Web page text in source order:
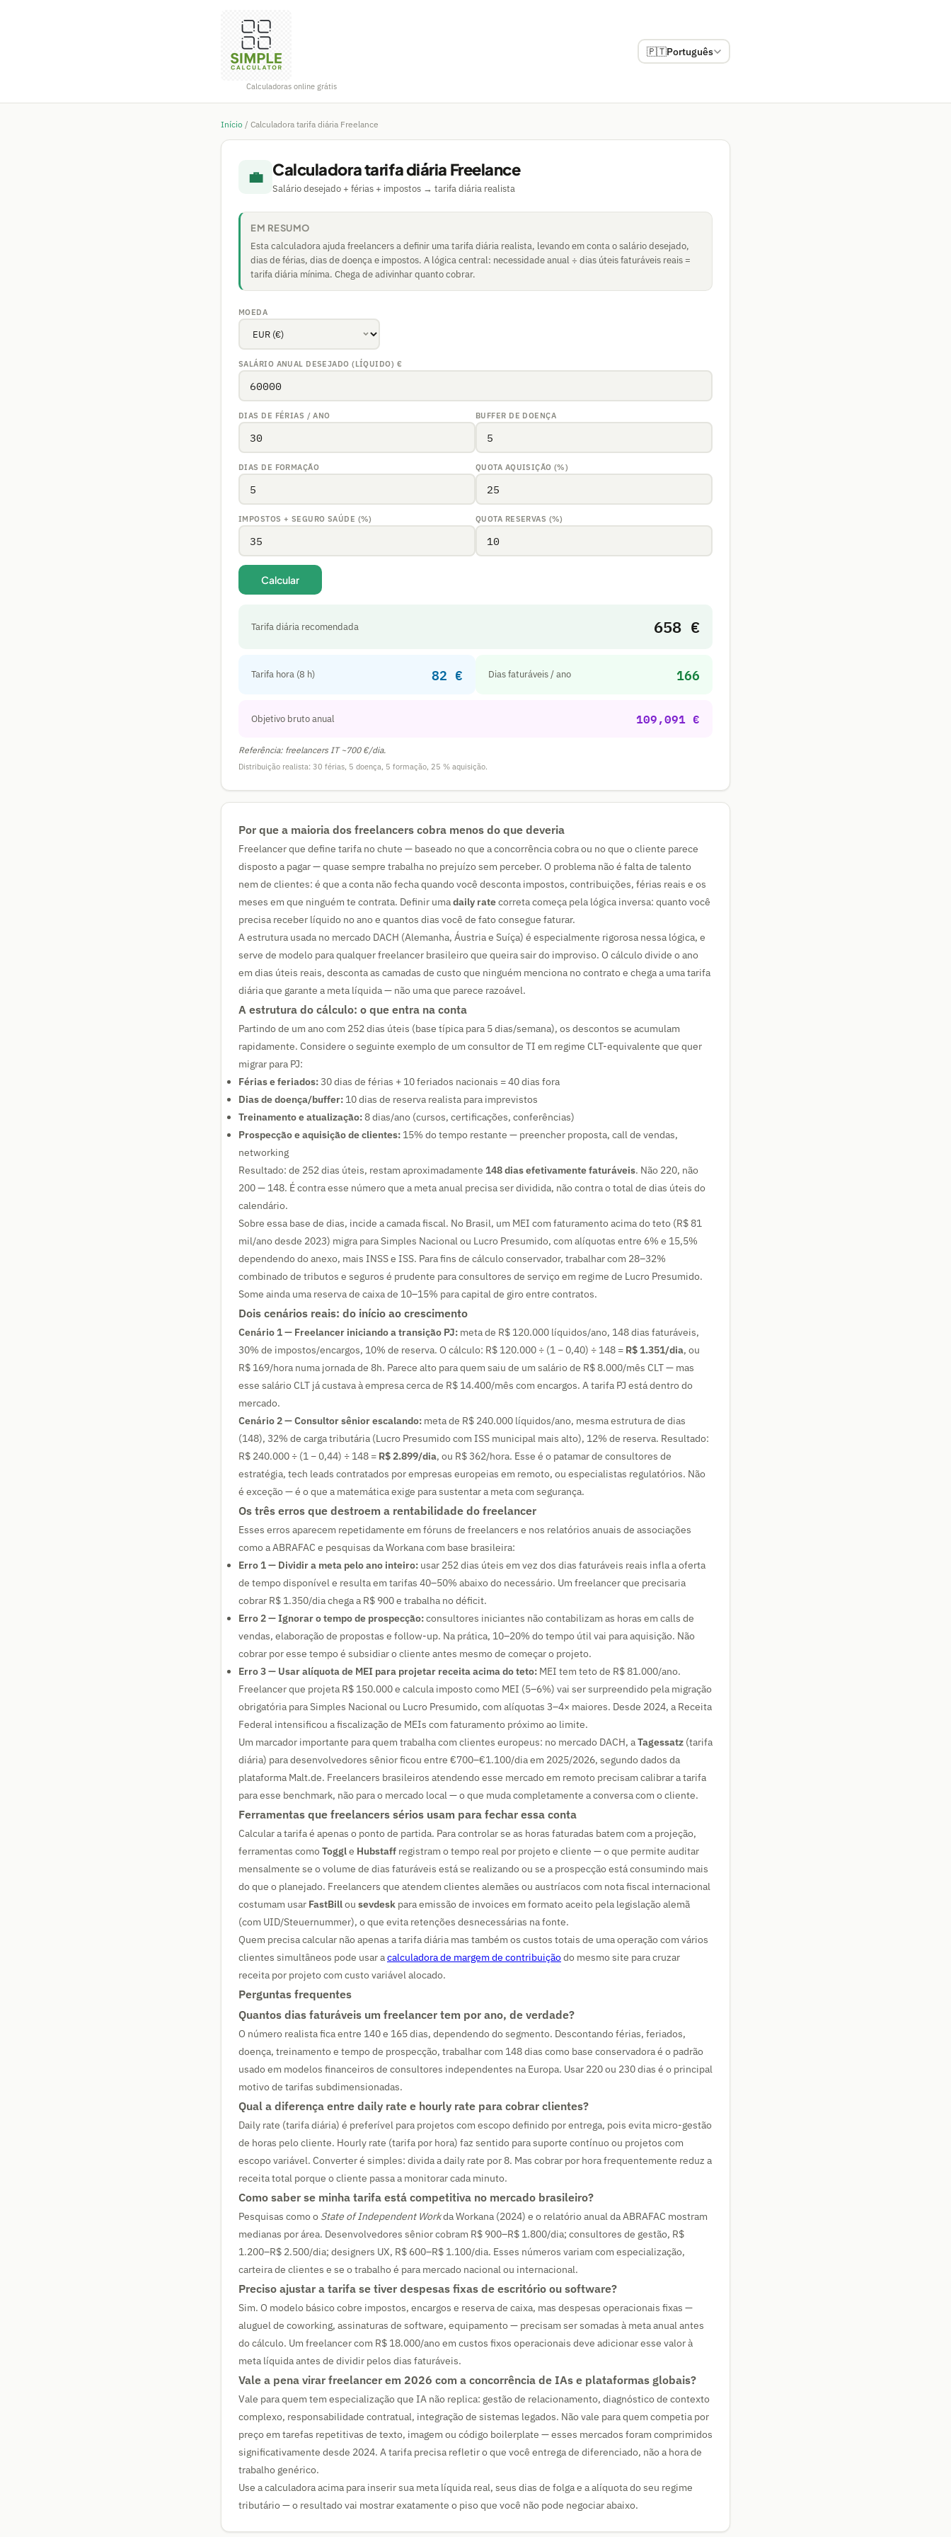
Calculadoras online grátis
🇵🇹Português
Início / Calculadora tarifa diária Freelance
💼 Calculadora tarifa diária Freelance
Salário desejado + férias + impostos → tarifa diária realista
EM RESUMO
Esta calculadora ajuda freelancers a definir uma tarifa diária realista, levando em conta o salário desejado,
dias de férias, dias de doença e impostos. A lógica central: necessidade anual ÷ dias úteis faturáveis reais =
tarifa diária mínima. Chega de adivinhar quanto cobrar.
MOEDA
SALÁRIO ANUAL DESEJADO (LÍQUIDO) €
DIAS DE FÉRIAS / ANO BUFFER DE DOENÇA
DIAS DE FORMAÇÃO QUOTA AQUISIÇÃO (%)
IMPOSTOS + SEGURO SAÚDE (%) QUOTA RESERVAS (%)
Calcular
Tarifa diária recomendada 658 €
Tarifa hora (8 h) 82 € Dias faturáveis / ano 166
Objetivo bruto anual 109,091 €
Referência: freelancers IT ~700 €/dia.
Distribuição realista: 30 férias, 5 doença, 5 formação, 25 % aquisição.
Por que a maioria dos freelancers cobra menos do que deveria
Freelancer que define tarifa no chute — baseado no que a concorrência cobra ou no que o cliente parece
disposto a pagar — quase sempre trabalha no prejuízo sem perceber. O problema não é falta de talento
nem de clientes: é que a conta não fecha quando você desconta impostos, contribuições, férias reais e os
meses em que ninguém te contrata. Definir umadaily ratecorreta começa pela lógica inversa: quanto você
precisa receber líquido no ano e quantos dias você de fato consegue faturar.
A estrutura usada no mercado DACH (Alemanha, Áustria e Suíça) é especialmente rigorosa nessa lógica, e
serve de modelo para qualquer freelancer brasileiro que queira sair do improviso. O cálculo divide o ano
em dias úteis reais, desconta as camadas de custo que ninguém menciona no contrato e chega a uma tarifa
diária que garante a meta líquida — não uma que parece razoável.
A estrutura do cálculo: o que entra na conta
Partindo de um ano com 252 dias úteis (base típica para 5 dias/semana), os descontos se acumulam
rapidamente. Considere o seguinte exemplo de um consultor de TI em regime CLT-equivalente que quer
migrar para PJ:
Férias e feriados:30 dias de férias + 10 feriados nacionais = 40 dias fora
Dias de doença/buffer: 10 dias de reserva realista para imprevistos
Treinamento e atualização: 8 dias/ano (cursos, certificações, conferências)
Prospecção e aquisição de clientes: 15% do tempo restante — preencher proposta, call de vendas,
networking
Resultado: de 252 dias úteis, restam aproximadamente 148 dias efetivamente faturáveis. Não 220, não
200 — 148. É contra esse número que a meta anual precisa ser dividida, não contra o total de dias úteis do
calendário.
Sobre essa base de dias, incide a camada fiscal. No Brasil, um MEI com faturamento acima do teto (R$ 81
mil/ano desde 2023) migra para Simples Nacional ou Lucro Presumido, com alíquotas entre 6% e 15,5%
dependendo do anexo, mais INSS e ISS. Para fins de cálculo conservador, trabalhar com 28–32%
combinado de tributos e seguros é prudente para consultores de serviço em regime de Lucro Presumido.
Some ainda uma reserva de caixa de 10–15% para capital de giro entre contratos.
Dois cenários reais: do início ao crescimento
Cenário 1 — Freelancer iniciando a transição PJ: meta de R$ 120.000 líquidos/ano, 148 dias faturáveis,
30% de impostos/encargos, 10% de reserva. O cálculo: R$ 120.000 ÷ (1 − 0,40) ÷ 148 = R$ 1.351/dia, ou
R$ 169/hora numa jornada de 8h. Parece alto para quem saiu de um salário de R$ 8.000/mês CLT — mas
esse salário CLT já custava à empresa cerca de R$ 14.400/mês com encargos. A tarifa PJ está dentro do
mercado.
Cenário 2 — Consultor sênior escalando: meta de R$ 240.000 líquidos/ano, mesma estrutura de dias
(148), 32% de carga tributária (Lucro Presumido com ISS municipal mais alto), 12% de reserva. Resultado:
R$ 240.000 ÷ (1 − 0,44) ÷ 148 = R$ 2.899/dia, ou R$ 362/hora. Esse é o patamar de consultores de
estratégia, tech leads contratados por empresas europeias em remoto, ou especialistas regulatórios. Não
é exceção — é o que a matemática exige para sustentar a meta com segurança.
Os três erros que destroem a rentabilidade do freelancer
Esses erros aparecem repetidamente em fóruns de freelancers e nos relatórios anuais de associações
como a ABRAFAC e pesquisas da Workana com base brasileira:
Erro 1 — Dividir a meta pelo ano inteiro: usar 252 dias úteis em vez dos dias faturáveis reais infla a oferta
de tempo disponível e resulta em tarifas 40–50% abaixo do necessário. Um freelancer que precisaria
cobrar R$ 1.350/dia chega a R$ 900 e trabalha no déficit.
Erro 2 — Ignorar o tempo de prospecção:consultores iniciantes não contabilizam as horas em calls de
vendas, elaboração de propostas e follow-up. Na prática, 10–20% do tempo útil vai para aquisição. Não
cobrar por esse tempo é subsidiar o cliente antes mesmo de começar o projeto.
Erro 3 — Usar alíquota de MEI para projetar receita acima do teto: MEI tem teto de R$ 81.000/ano.
Freelancer que projeta R$ 150.000 e calcula imposto como MEI (5–6%) vai ser surpreendido pela migração
obrigatória para Simples Nacional ou Lucro Presumido, com alíquotas 3–4× maiores. Desde 2024, a Receita
Federal intensificou a fiscalização de MEIs com faturamento próximo ao limite.
Um marcador importante para quem trabalha com clientes europeus: no mercado DACH, aTagessatz (tarifa
diária) para desenvolvedores sênior ficou entre €700–€1.100/dia em 2025/2026, segundo dados da
plataforma Malt.de. Freelancers brasileiros atendendo esse mercado em remoto precisam calibrar a tarifa
para esse benchmark, não para o mercado local — o que muda completamente a conversa com o cliente.
Ferramentas que freelancers sérios usam para fechar essa conta
Calcular a tarifa é apenas o ponto de partida. Para controlar se as horas faturadas batem com a projeção,
ferramentas comoToggle Hubstaff registram o tempo real por projeto e cliente — o que permite auditar
mensalmente se o volume de dias faturáveis está se realizando ou se a prospecção está consumindo mais
do que o planejado. Freelancers que atendem clientes alemães ou austríacos com nota fiscal internacional
costumam usar FastBillou sevdesk para emissão de invoices em formato aceito pela legislação alemã
(com UID/Steuernummer), o que evita retenções desnecessárias na fonte.
Quem precisa calcular não apenas a tarifa diária mas também os custos totais de uma operação com vários
clientes simultâneos pode usar acalculadora de margem de contribuiçãodo mesmo site para cruzar
receita por projeto com custo variável alocado.
Perguntas frequentes
Quantos dias faturáveis um freelancer tem por ano, de verdade?
O número realista fica entre 140 e 165 dias, dependendo do segmento. Descontando férias, feriados,
doença, treinamento e tempo de prospecção, trabalhar com 148 dias como base conservadora é o padrão
usado em modelos financeiros de consultores independentes na Europa. Usar 220 ou 230 dias é o principal
motivo de tarifas subdimensionadas.
Qual a diferença entre daily rate e hourly rate para cobrar clientes?
Daily rate (tarifa diária) é preferível para projetos com escopo definido por entrega, pois evita micro-gestão
de horas pelo cliente. Hourly rate (tarifa por hora) faz sentido para suporte contínuo ou projetos com
escopo variável. Converter é simples: divida a daily rate por 8. Mas cobrar por hora frequentemente reduz a
receita total porque o cliente passa a monitorar cada minuto.
Como saber se minha tarifa está competitiva no mercado brasileiro?
Pesquisas como o State of Independent Workda Workana (2024) e o relatório anual da ABRAFAC mostram
medianas por área. Desenvolvedores sênior cobram R$ 900–R$ 1.800/dia; consultores de gestão, R$
1.200–R$ 2.500/dia; designers UX, R$ 600–R$ 1.100/dia. Esses números variam com especialização,
carteira de clientes e se o trabalho é para mercado nacional ou internacional.
Preciso ajustar a tarifa se tiver despesas fixas de escritório ou software?
Sim. O modelo básico cobre impostos, encargos e reserva de caixa, mas despesas operacionais fixas —
aluguel de coworking, assinaturas de software, equipamento — precisam ser somadas à meta anual antes
do cálculo. Um freelancer com R$ 18.000/ano em custos fixos operacionais deve adicionar esse valor à
meta líquida antes de dividir pelos dias faturáveis.
Vale a pena virar freelancer em 2026 com a concorrência de IAs e plataformas globais?
Vale para quem tem especialização que IA não replica: gestão de relacionamento, diagnóstico de contexto
complexo, responsabilidade contratual, integração de sistemas legados. Não vale para quem competia por
preço em tarefas repetitivas de texto, imagem ou código boilerplate — esses mercados foram comprimidos
significativamente desde 2024. A tarifa precisa refletir o que você entrega de diferenciado, não a hora de
trabalho genérico.
Use a calculadora acima para inserir sua meta líquida real, seus dias de folga e a alíquota do seu regime
tributário — o resultado vai mostrar exatamente o piso que você não pode negociar abaixo.